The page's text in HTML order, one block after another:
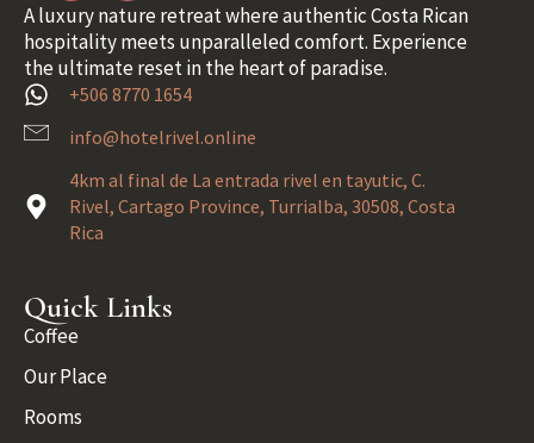
A luxury nature retreat where authentic Costa Rican
hospitality meets unparalleled comfort. Experience
the ultimate reset in the heart of paradise.
+506 8770 1654
info@hotelrivel.online
4km al final de La entrada rivel en tayutic, C.
Rivel, Cartago Province, Turrialba, 30508, Costa
Rica
Quick Links
Coffee
Our Place
Rooms